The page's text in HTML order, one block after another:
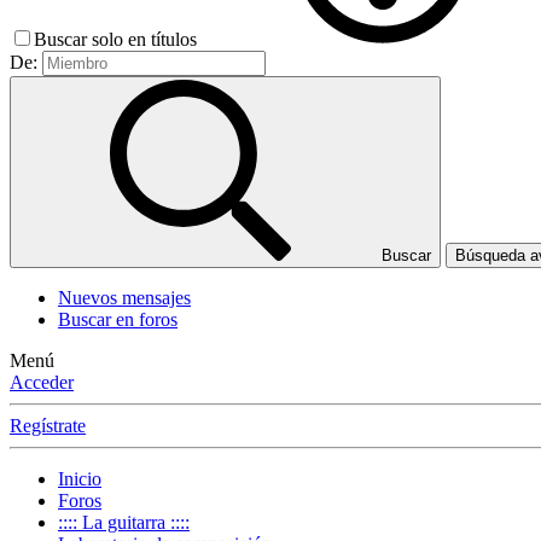
Buscar solo en títulos
De:
Buscar Búsqueda
Nuevos mensajes
Buscar en foros
Menú
Acceder
Regístrate
Inicio
Foros
:::: La guitarra ::::